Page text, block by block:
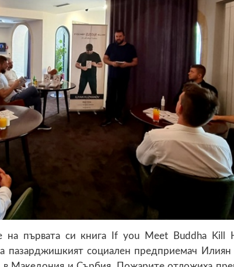
на първата си книга If you Meet Buddha Kill
пазарджишкият социален предприемач Илиян